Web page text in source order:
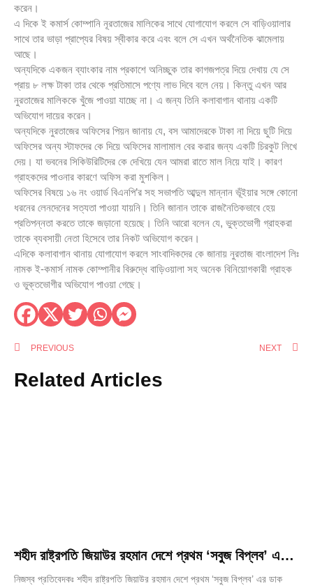
করেন।
এ দিকে ই কমার্স কোম্পানি নূরতাজের মালিকের সাথে যোগাযোগ করলে সে বাড়িওয়ালার
সাথে তার ভাড়া প্রাপ্যের বিষয় স্বীকার করে এবং বলে সে এখন অর্থনৈতিক ঝামেলায়
আছে।
অন্যদিকে একজন ব্যাংকার নাম প্রকাশে অনিচ্ছুক তার কাগজপত্র দিয়ে দেখায় যে সে
প্রায় ৮ লক্ষ টাকা তার থেকে প্রতিমাসে পণ্যে লাভ দিবে বলে নেয়। কিন্তু এখন আর
নুরতাজের মালিককে খুঁজে পাওয়া যাচ্ছে না। এ জন্য তিনি কলাবাগান থানায় একটি
অভিযোগ দায়ের করেন।
অন্যদিকে নুরতাজের অফিসের পিয়ন জানায় যে, বস আমাদেরকে টাকা না দিয়ে ছুটি দিয়ে
অফিসের অন্য স্টাফদের কে দিয়ে অফিসের মালামাল বের করার জন্য একটি চিরকুট লিখে
দেয়। যা ভবনের সিকিউরিটিদের কে দেখিয়ে যেন আমরা রাতে মাল নিয়ে যাই। কারণ
গ্রাহকদের পাওনার কারণে অফিস করা মুশকিল।
অফিসের বিষয়ে ১৬ নং ওয়ার্ড বিএনপি’র সহ সভাপতি আব্দুল মান্নান ভূঁইয়ার সঙ্গে কোনো
ধরনের লেনদেনের সত্যতা পাওয়া যায়নি। তিনি জানান তাকে রাজনৈতিকভাবে হেয়
প্রতিপন্নতা করতে তাকে জড়ানো হয়েছে। তিনি আরো বলেন যে, ভুক্তভোগী গ্রাহকরা
তাকে ব্যবসায়ী নেতা হিসেবে তার নিকট অভিযোগ করেন।
এদিকে কলাবাগান থানায় যোগাযোগ করলে সাংবাদিকদের কে জানায় নুরতাজ বাংলাদেশ লিঃ
নামক ই-কমার্স নামক কোম্পানীর বিরুদ্ধে বাড়িওয়ালা সহ অনেক বিনিয়োগকারী গ্রাহক
ও ভুক্তভোগীর অভিযোগ পাওয়া গেছে।
PREVIOUS NEXT
Related Articles
শহীদ রাষ্ট্রপতি জিয়াউর রহমান দেশে প্রথম ‘সবুজ বিপ্লব’ এর
ডাক দিয়েছিলেন— পরিবেশমন্ত্রী আবদুল আউয়াল মিন্টু
নিজস্ব প্রতিবেদকঃ শহীদ রাষ্ট্রপতি জিয়াউর রহমান দেশে প্রথম ‘সবুজ বিপ্লব’ এর ডাক